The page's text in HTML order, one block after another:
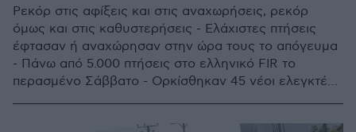
Ρεκόρ στις αφίξεις και στις αναχωρήσεις, ρεκόρ
όμως και στις καθυστερήσεις - Ελάχιστες πτήσεις
έφτασαν ή αναχώρησαν στην ώρα τους το απόγευμα
- Πάνω από 5.000 πτήσεις στο ελληνικό FIR το
περασμένο Σάββατο - Ορκίσθηκαν 45 νέοι ελεγκτές